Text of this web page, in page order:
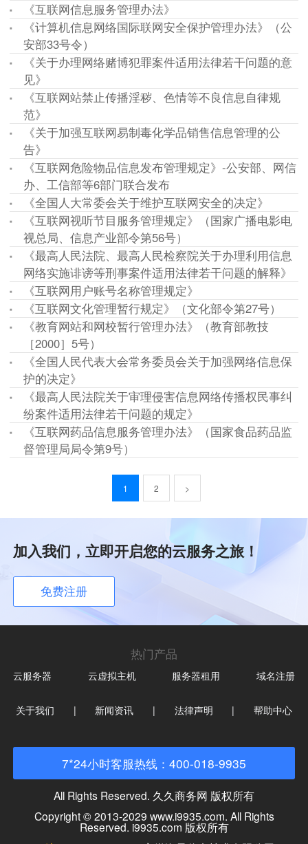
《互联网信息服务管理办法》
《计算机信息网络国际联网安全保护管理办法》（公
安部33号令）
《关于办理网络赌博犯罪案件适用法律若干问题的意
见》
《互联网站禁止传播淫秽、色情等不良信息自律规
范》
《关于加强互联网易制毒化学品销售信息管理的公
告》
《互联网危险物品信息发布管理规定》-公安部、网信
办、工信部等6部门联合发布
《全国人大常委会关于维护互联网安全的决定》
《互联网视听节目服务管理规定》（国家广播电影电
视总局、信息产业部令第56号）
《最高人民法院、最高人民检察院关于办理利用信息
网络实施诽谤等刑事案件适用法律若干问题的解释》
《互联网用户账号名称管理规定》
《互联网文化管理暂行规定》（文化部令第27号）
《教育网站和网校暂行管理办法》（教育部教技
［2000］5号）
《全国人民代表大会常务委员会关于加强网络信息保
护的决定》
《最高人民法院关于审理侵害信息网络传播权民事纠
纷案件适用法律若干问题的规定》
《互联网药品信息服务管理办法》（国家食品药品监
督管理局局令第9号）
1 2 >
加入我们，立即开启您的云服务之旅！
免费注册
热门产品
云服务器 云虚拟主机 服务器租用 域名注册
关于我们 | 新闻资讯 | 法律声明 | 帮助中心
7*24小时客服热线：400-018-9935
All Rights Reserved. 久久商务网 版权所有
Copyright © 2013-2029 www.i9935.com. All Rights
Reserved. i9935.com 版权所有